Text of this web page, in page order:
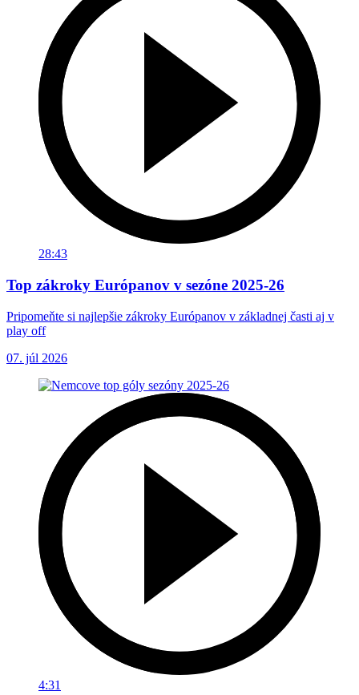
28:43
Top zákroky Európanov v sezóne 2025-26
Pripomeňte si najlepšie zákroky Európanov v základnej časti aj v
play off
07. júl 2026
4:31